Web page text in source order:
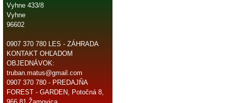
Vyhne 433/8
Vyhne
96602
0907 370 780 LES - ZÁHRADA
KONTAKT OHĽADOM
OBJEDNÁVOK:
truban.matus@gmail.com
0907 370 780 - PREDAJŇA
FOREST - GARDEN, Potočná 8,